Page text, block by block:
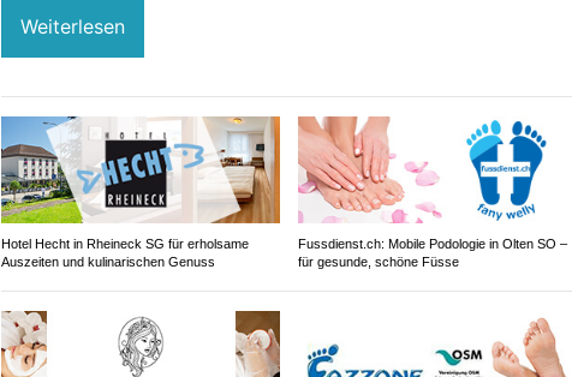
Weiterlesen
Hotel Hecht in Rheineck SG für erholsame
Auszeiten und kulinarischen Genuss
Fussdienst.ch: Mobile Podologie in Olten SO –
für gesunde, schöne Füsse